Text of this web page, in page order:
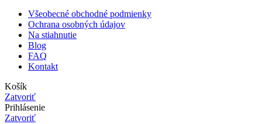
Všeobecné obchodné podmienky
Ochrana osobných údajov
Na stiahnutie
Blog
FAQ
Kontakt
Košík
Zatvoriť
Prihlásenie
Zatvoriť